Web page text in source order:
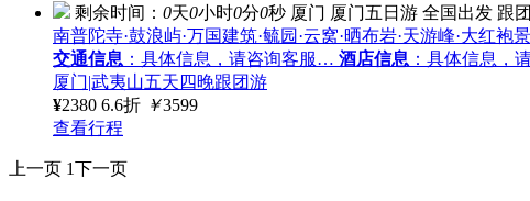
剩余时间： 0天0小时0分0秒 厦门 厦门五日游 全国出发 跟
南普陀寺·鼓浪屿·万国建筑·毓园·云窝·晒布岩·天游峰·大红袍
交通信息 ：具体信息，请咨询客服… 酒店信息 ：具体信息，
厦门|武夷山五天四晚跟团游
¥2380 6.6折 ￥3599
查看行程
上一页 1下一页